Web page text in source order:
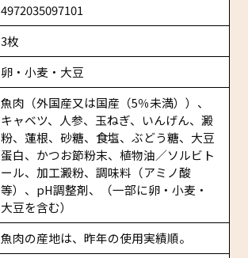
4972035097101
3枚
卵・小麦・大豆
魚肉（外国産又は国産（5％未満））、
キャベツ、人参、玉ねぎ、いんげん、澱
粉、蓮根、砂糖、食塩、ぶどう糖、大豆
蛋白、かつお節粉末、植物油／ソルビト
ール、加工澱粉、調味料（アミノ酸
等）、pH調整剤、（一部に卵・小麦・
大豆を含む）
魚肉の産地は、昨年の使用実績順。